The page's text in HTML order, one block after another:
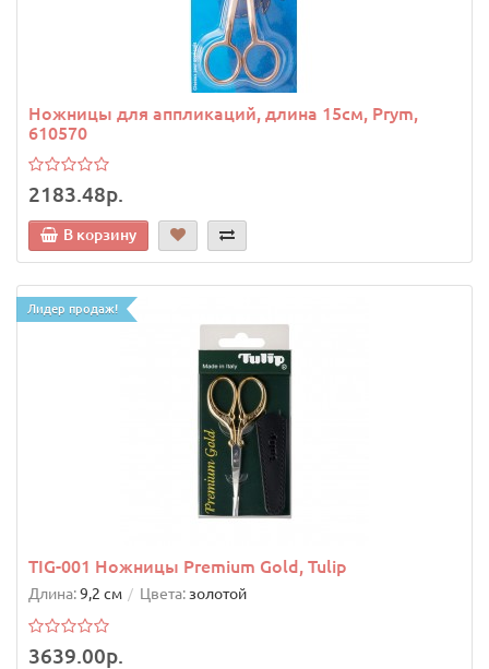
Ножницы для аппликаций, длина 15см, Prym,
610570
2183.48р.
В корзину
Лидер продаж!
TIG-001 Ножницы Premium Gold, Tulip
Длина:9,2 см Цвета: золотой
3639.00р.